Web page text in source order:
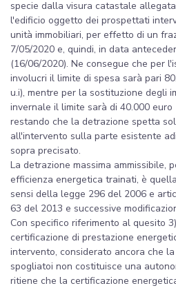
specie dalla visura catastale
l'edificio oggetto dei prospettati
unità immobiliari, per effetto di un
7/05/2020 e, quindi, in data
(16/06/2020). Ne consegue che per
involucri il limite di spesa sarà pari
u.i), mentre per la sostituzione degli
invernale il limite sarà di 40.000 euro
restando che la detrazione spetta
all'intervento sulla parte esistente
sopra precisato.
La detrazione massima ammissibile,
efficienza energetica trainati, è
sensi della legge 296 del 2006 e
63 del 2013 e successive
Con specifico riferimento al quesito
certificazione di prestazione
intervento, considerato ancora che
spogliatoi non costituisce una
ritiene che la certificazione